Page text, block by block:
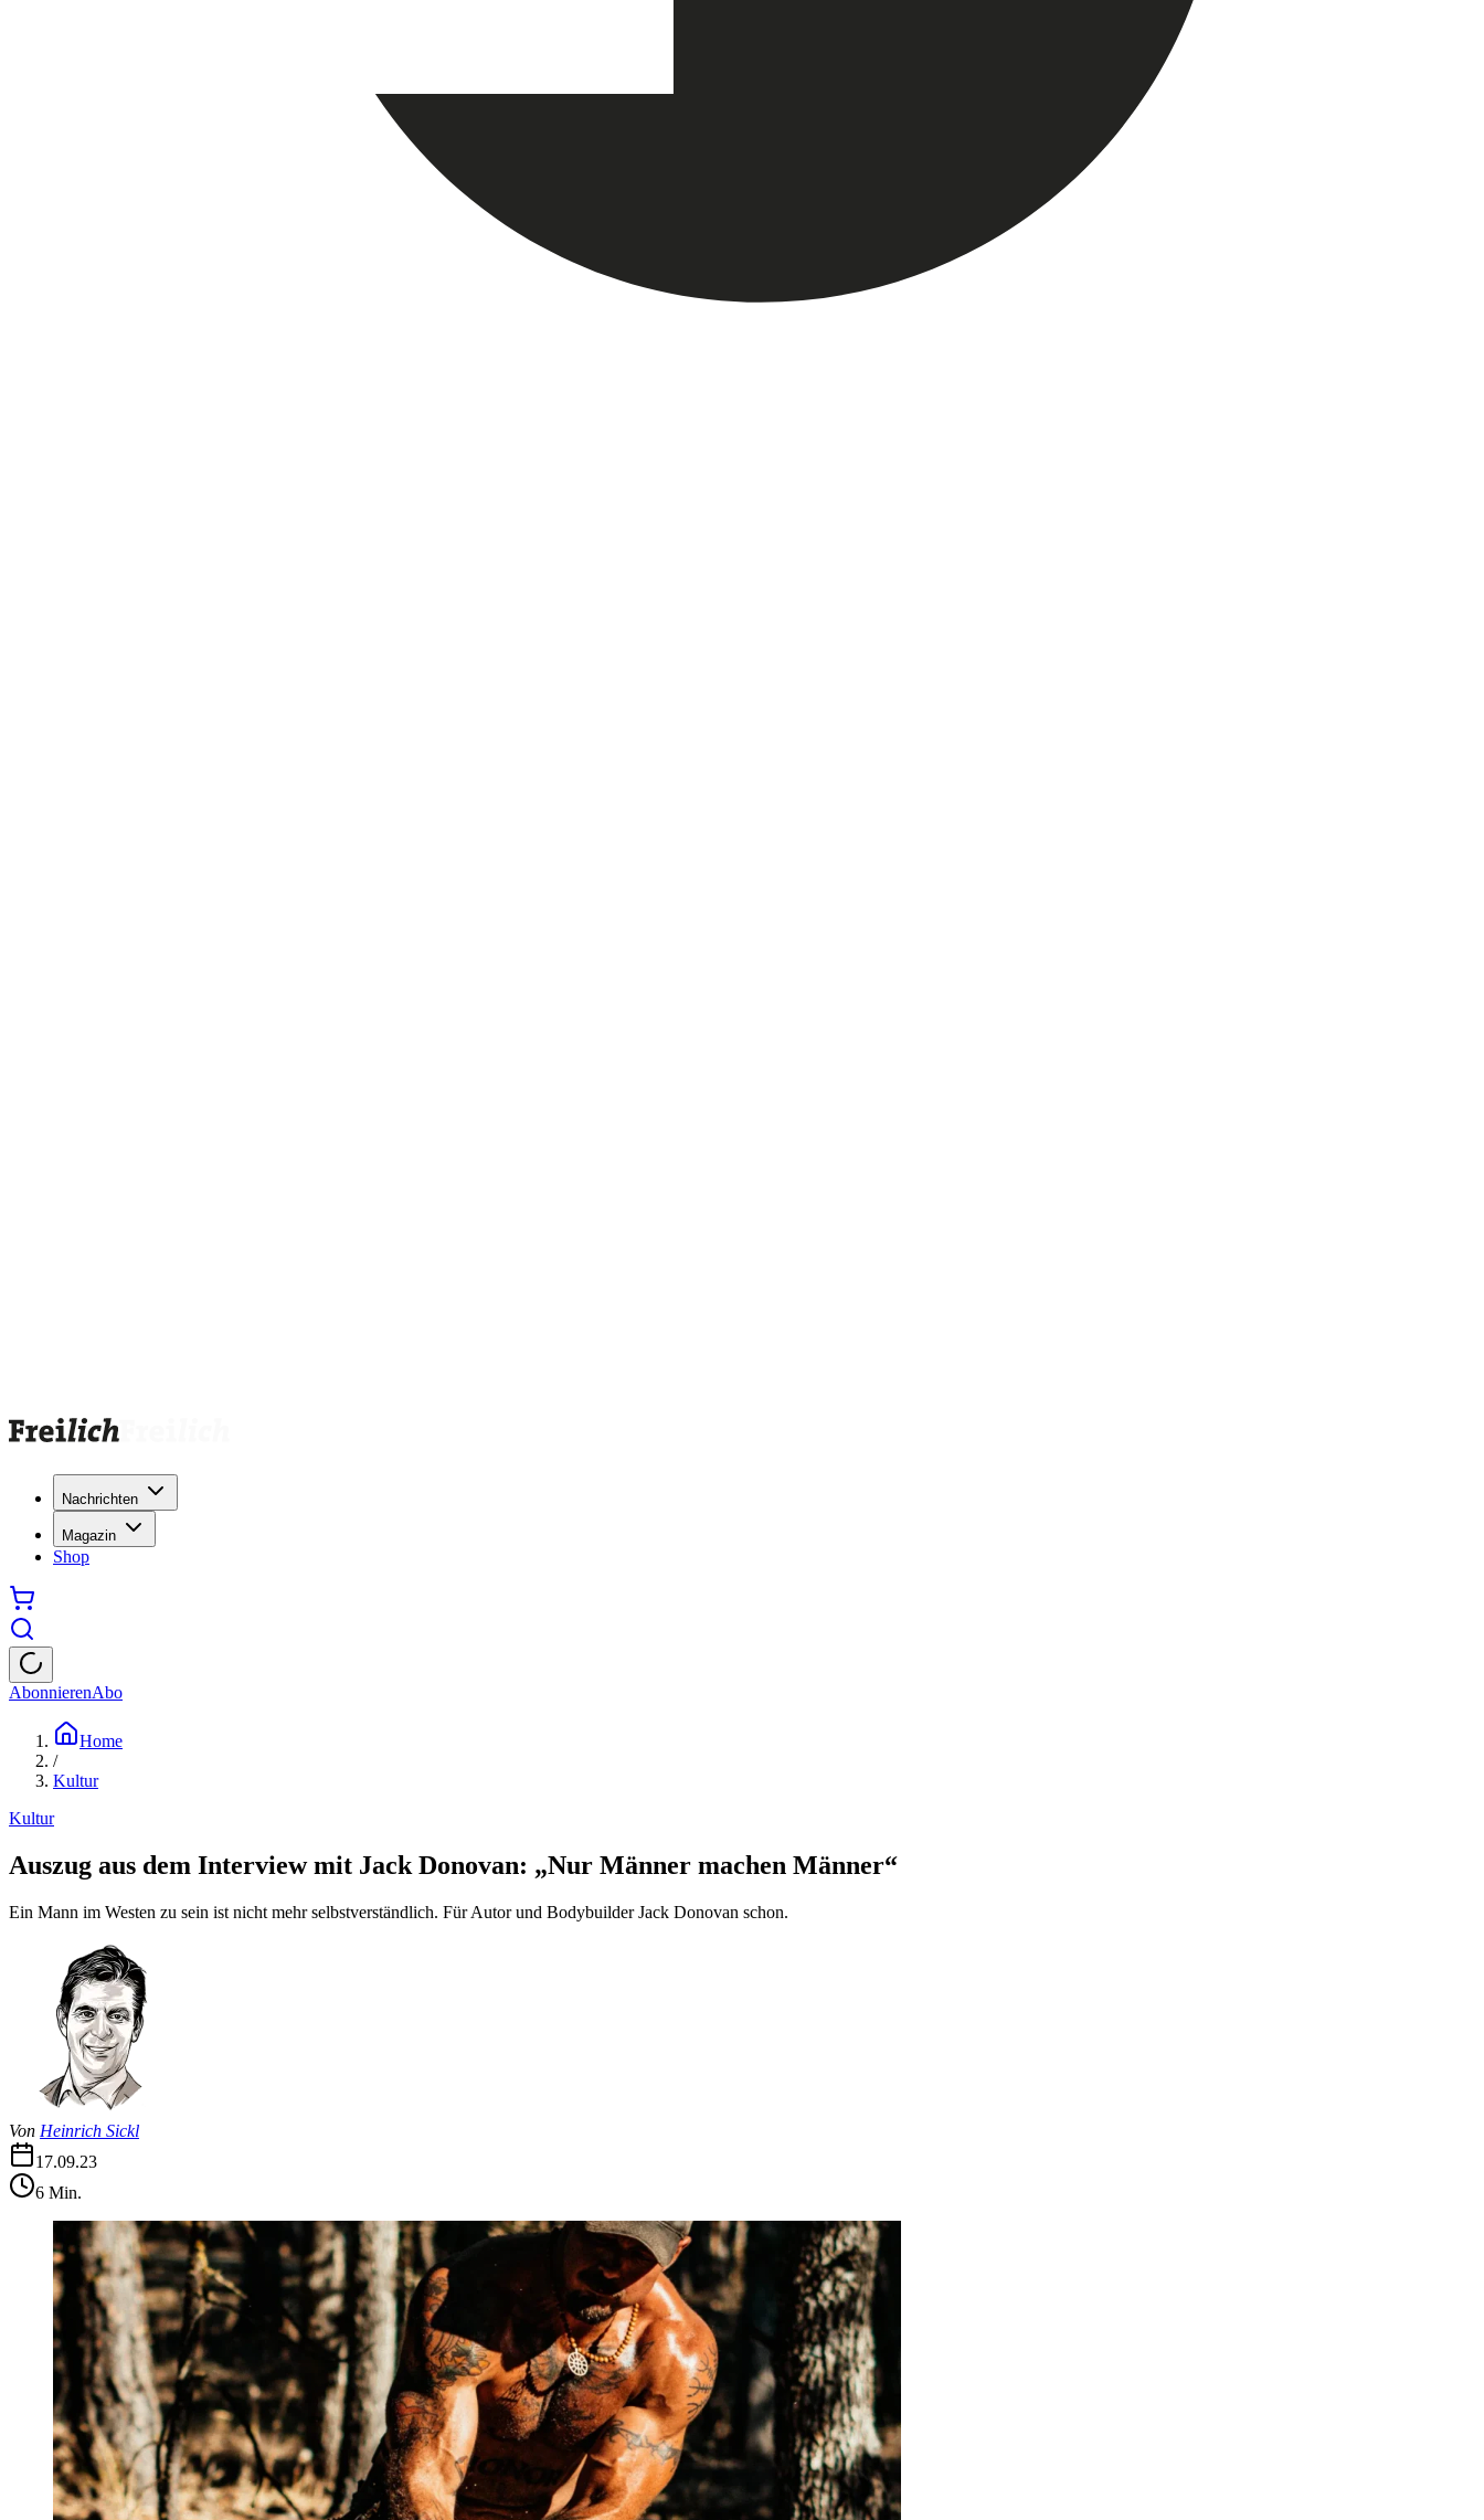
Nachrichten
Magazin
Shop
AbonnierenAbo
Home
/
Kultur
Kultur
Auszug aus dem Interview mit Jack Donovan: „Nur Männer machen Männer“
Ein Mann im Westen zu sein ist nicht mehr selbstverständlich. Für Autor und Bodybuilder Jack Donovan schon.
Von Heinrich Sickl
17.09.23
6 Min.